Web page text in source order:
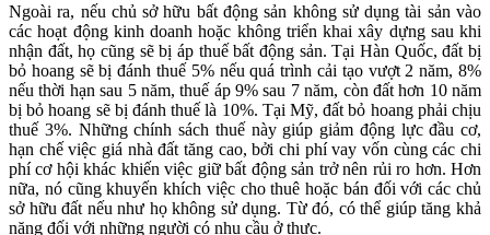
Ngoài ra, nếu chủ sở hữu bất động sản không sử dụng tài sản vào
các hoạt động kinh doanh hoặc không triển khai xây dựng sau khi
nhận đất, họ cũng sẽ bị áp thuế bất động sản. Tại Hàn Quốc, đất bị
bỏ hoang sẽ bị đánh thuế 5% nếu quá trình cải tạo vượt 2 năm, 8%
nếu thời hạn sau 5 năm, thuế áp 9% sau 7 năm, còn đất hơn 10 năm
bị bỏ hoang sẽ bị đánh thuế là 10%. Tại Mỹ, đất bỏ hoang phải chịu
thuế 3%. Những chính sách thuế này giúp giảm động lực đầu cơ,
hạn chế việc giá nhà đất tăng cao, bởi chi phí vay vốn cùng các chi
phí cơ hội khác khiến việc giữ bất động sản trở nên rủi ro hơn. Hơn
nữa, nó cũng khuyến khích việc cho thuê hoặc bán đối với các chủ
sở hữu đất nếu như họ không sử dụng. Từ đó, có thể giúp tăng khả
năng đối với những người có nhu cầu ở thực.